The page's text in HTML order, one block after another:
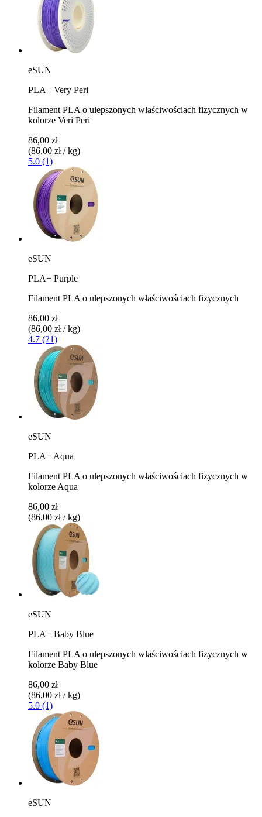
eSUN
PLA+ Very Peri
Filament PLA o ulepszonych właściwościach fizycznych w
kolorze Veri Peri
86,00 zł
(86,00 zł / kg)
5.0 (1)
eSUN
PLA+ Purple
Filament PLA o ulepszonych właściwościach fizycznych
86,00 zł
(86,00 zł / kg)
4.7 (21)
eSUN
PLA+ Aqua
Filament PLA o ulepszonych właściwościach fizycznych w
kolorze Aqua
86,00 zł
(86,00 zł / kg)
eSUN
PLA+ Baby Blue
Filament PLA o ulepszonych właściwościach fizycznych w
kolorze Baby Blue
86,00 zł
(86,00 zł / kg)
5.0 (1)
eSUN